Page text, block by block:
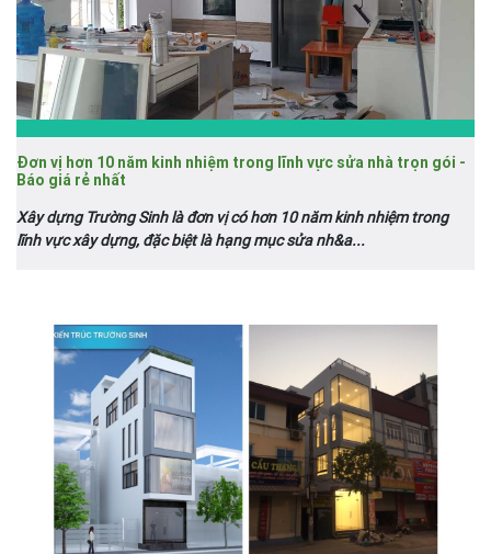
Đơn vị hơn 10 năm kinh nhiệm trong lĩnh vực sửa nhà trọn gói -
Báo giá rẻ nhất
Xây dựng Trường Sinh là đơn vị có hơn 10 năm kinh nhiệm trong
lĩnh vực xây dựng, đặc biệt là hạng mục sửa nh&a...